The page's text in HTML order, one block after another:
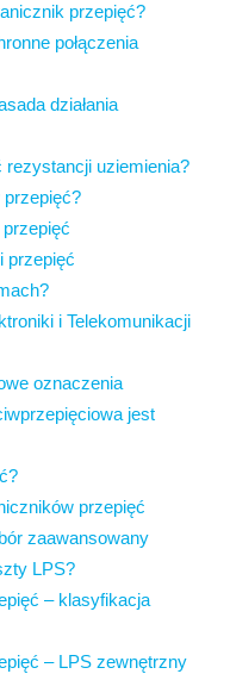
przepięć?
połączenia
działania
uziemienia?
przepięć
i Telekomunikacji
oznaczenia
jest
przepięć
zaawansowany
LPS?
– klasyfikacja
– LPS zewnętrzny